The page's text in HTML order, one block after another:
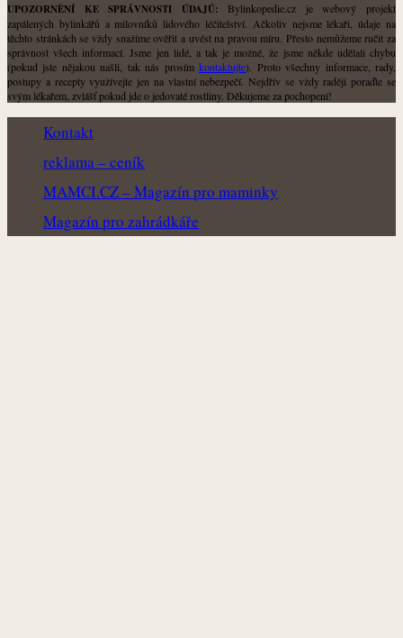
UPOZORNĚNÍ KE SPRÁVNOSTI ÚDAJŮ: Bylinkopedie.cz je webový projekt
zapálených bylinkářů a milovníků lidového léčitelství. Ačkoliv nejsme lékaři, údaje na
těchto stránkách se vždy snažíme ověřit a uvést na pravou míru. Přesto nemůžeme ručit za
správnost všech informací. Jsme jen lidé, a tak je možné, že jsme někde udělali chybu
(pokud jste nějakou našli, tak nás prosímkontaktujte). Proto všechny informace, rady,
postupy a recepty využívejte jen na vlastní nebezpečí. Nejdřív se vždy raději poraďte se
svým lékařem, zvlášť pokud jde o jedovaté rostliny. Děkujeme za pochopení!
Kontakt
reklama – ceník
MAMCI.CZ – Magazín pro maminky
Magazín pro zahrádkáře